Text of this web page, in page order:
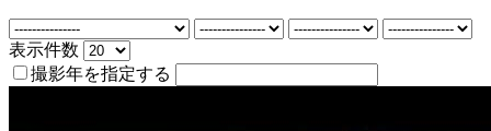
表示件数
撮影年を指定する